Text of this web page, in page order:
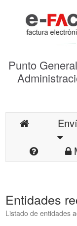
Punto
Entidades
Listado de entidades